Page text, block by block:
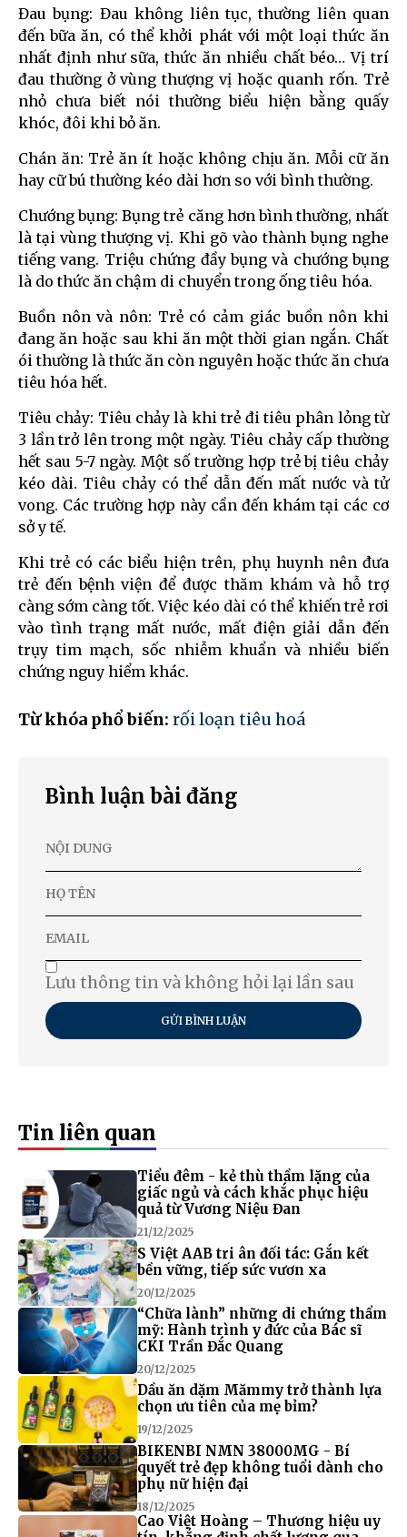
Đau bụng: Đau không liên tục, thường liên quan
đến bữa ăn, có thể khởi phát với một loại thức ăn
nhất định như sữa, thức ăn nhiều chất béo… Vị trí
đau thường ở vùng thượng vị hoặc quanh rốn. Trẻ
nhỏ chưa biết nói thường biểu hiện bằng quấy
khóc, đôi khi bỏ ăn.
Chán ăn: Trẻ ăn ít hoặc không chịu ăn. Mỗi cữ ăn
hay cữ bú thường kéo dài hơn so với bình thường.
Chướng bụng: Bụng trẻ căng hơn bình thường, nhất
là tại vùng thượng vị. Khi gõ vào thành bụng nghe
tiếng vang. Triệu chứng đầy bụng và chướng bụng
là do thức ăn chậm di chuyển trong ống tiêu hóa.
Buồn nôn và nôn: Trẻ có cảm giác buồn nôn khi
đang ăn hoặc sau khi ăn một thời gian ngắn. Chất
ói thường là thức ăn còn nguyên hoặc thức ăn chưa
tiêu hóa hết.
Tiêu chảy: Tiêu chảy là khi trẻ đi tiêu phân lỏng từ
3 lần trở lên trong một ngày. Tiêu chảy cấp thường
hết sau 5-7 ngày. Một số trường hợp trẻ bị tiêu chảy
kéo dài. Tiêu chảy có thể dẫn đến mất nước và tử
vong. Các trường hợp này cần đến khám tại các cơ
sở y tế.
Khi trẻ có các biểu hiện trên, phụ huynh nên đưa
trẻ đến bệnh viện để được thăm khám và hỗ trợ
càng sớm càng tốt. Việc kéo dài có thể khiến trẻ rơi
vào tình trạng mất nước, mất điện giải dẫn đến
trụy tim mạch, sốc nhiễm khuẩn và nhiều biến
chứng nguy hiểm khác.
Từ khóa phổ biến: rối loạn tiêu hoá
Bình luận bài đăng
Lưu thông tin và không hỏi lại lần sau
GỬI BÌNH LUẬN
Tin liên quan
Tiểu đêm - kẻ thù thầm lặng của
giấc ngủ và cách khắc phục hiệu
quả từ Vương Niệu Đan
21/12/2025
S Việt AAB tri ân đối tác: Gắn kết
bền vững, tiếp sức vươn xa
20/12/2025
“Chữa lành” những di chứng thẩm
mỹ: Hành trình y đức của Bác sĩ
CKI Trần Đắc Quang
20/12/2025
Dầu ăn dặm Mămmy trở thành lựa
chọn ưu tiên của mẹ bỉm?
19/12/2025
BIKENBI NMN 38000MG - Bí
quyết trẻ đẹp không tuổi dành cho
phụ nữ hiện đại
18/12/2025
Cao Việt Hoàng – Thương hiệu uy